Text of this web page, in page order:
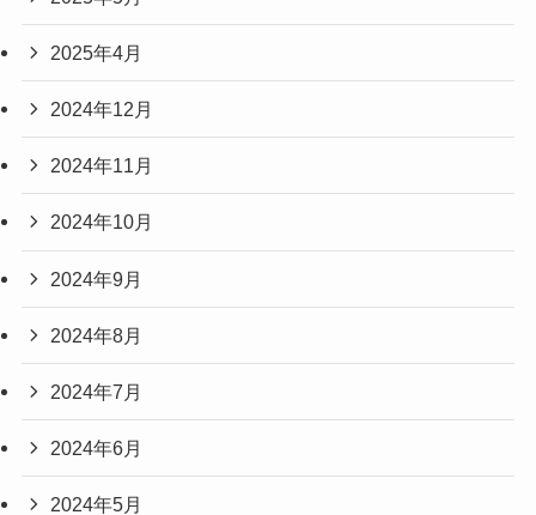
2025年4月
2024年12月
2024年11月
2024年10月
2024年9月
2024年8月
2024年7月
2024年6月
2024年5月